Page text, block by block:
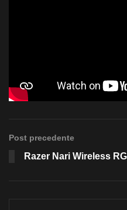
Post precedente
Razer Nari Wireless